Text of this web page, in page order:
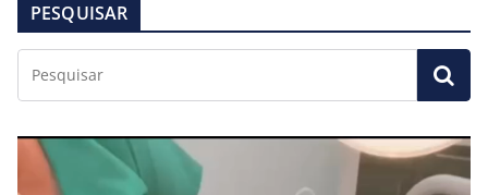
PESQUISAR